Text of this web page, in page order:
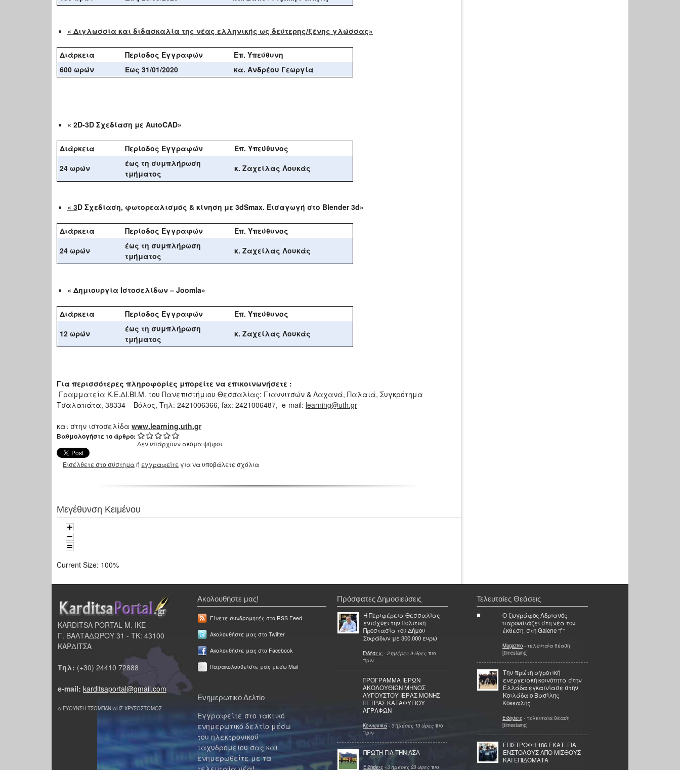
« Διγλωσσία και διδασκαλία της νέας ελληνικής ως δεύτερης/ξένης γλώσσας»
Διάρκεια Περίοδος Εγγραφών
Επ. Υπεύθυνη
600 ωρών
Έως 31/01/2020 κα. Ανδρέου Γεωργία
« 2D-3D Σχεδίαση με AutoCAD»
Διάρκεια Περίοδος Εγγραφών
Επ. Υπεύθυνος
24 ωρών
έως τη συμπλήρωση
τμήματος
κ. Ζαχείλας Λουκάς
« 3D Σχεδίαση, φωτορεαλισμός & κίνηση με 3dSmax. Εισαγωγή στο Blender 3d»
Διάρκεια Περίοδος Εγγραφών
Επ. Υπεύθυνος
24 ωρών
έως τη συμπλήρωση
τμήματος
κ. Ζαχείλας Λουκάς
« Δημιουργία Ιστοσελίδων – Joomla»
Διάρκεια Περίοδος Εγγραφών
Επ. Υπεύθυνος
12 ωρών
έως τη συμπλήρωση
τμήματος
κ. Ζαχείλας Λουκάς
Για περισσότερες πληροφορίες μπορείτε να επικοινωνήσετε :
Γραμματεία Κ.Ε.ΔΙ.ΒΙ.Μ. του Πανεπιστήμιου Θεσσαλίας: Γιαννιτσών & Λαχανά, Παλαιά, Συγκρότημα
Τσαλαπάτα, 38334 – Βόλος, Τηλ: 2421006366, fax: 2421006487, e-mail: learning@uth.gr
και στην ιστοσελίδα www.learning.uth.gr
Βαθμολογήστε το άρθρο:
Δεν υπάρχουν ακόμα ψήφοι
Εισέλθετε στο σύστημαή εγγραφείτε για να υποβάλετε σχόλια
Μεγέθυνση Κειμένου
Current Size: 100%
KARDITSA PORTAL Μ. ΙΚΕ
Γ. ΒΑΛΤΑΔΩΡΟΥ 31 - ΤΚ: 43100
ΚΑΡΔΙΤΣΑ
Τηλ: (+30) 24410 72888
e-mail: karditsaportal@gmail.com
ΔΙΕΥΘΥΝΣΗ ΤΣΟΜΠΑΝΙΔΗΣ ΧΡΥΣΟΣΤΟΜΟΣ
Ακολουθήστε μας!
Γίνετε συνδρομητές στο RSS Feed
Ακολουθήστε μας στο Twitter
Ακολουθήστε μας στο Facebook
Παρακολουθείστε μας μέσω Mail
Ενημερωτικό Δελτίο
Εγγραφείτε στο τακτικό
ενημερωτικό δελτίο μέσω
του ηλεκτρονικού
ταχυδρομείου σας και
ενημερωθείτε με τα
Πρόσφατες Δημοσιεύσεις
Η Περιφέρεια Θεσσαλίας
ενισχύει την Πολιτική
Προστασία του Δήμου
Σοφάδων με 300.000 ευρώ
Ειδήσεις - 2 ημέρες 9 ώρες πιο
πριν
ΠΡΟΓΡΑΜΜΑ ΙΕΡΩΝ
ΑΚΟΛΟΥΘΙΩΝ ΜΗΝΟΣ
ΑΥΓΟΥΣΤΟΥ ΙΕΡΑΣ ΜΟΝΗΣ
ΠΕΤΡΑΣ ΚΑΤΑΦΥΓΙΟΥ
ΑΓΡΑΦΩΝ
Κοινωνικά - 3 ημέρες 13 ώρες πιο
πριν
ΠΡΩΤΗ ΓΙΑ ΤΗΝ ΑΣΑ
Ειδήσεις - 3 ημέρες 23 ώρες πιο
Τελευταίες Θεάσεις
Ο ζωγράφος Αδριανός
παρουσιάζει στη νέα του
έκθεση, στη Galerie "f "
Magazino - τελευταία θέαση
[timestamp]
Την πρώτη αγροτική
ενεργειακή κοινότητα στην
Ελλάδα εγκαινίασε στην
Κοιλάδα ο Βασίλης
Κόκκαλης
Ειδήσεις - τελευταία θέαση
[timestamp]
ΕΠΙΣΤΡΟΦΗ 186 ΕΚΑΤ. ΓΙΑ
ΕΝΣΤΟΛΟΥΣ ΑΠΟ ΜΙΣΘΟΥΣ
ΚΑΙ ΕΠΙΔΟΜΑΤΑ